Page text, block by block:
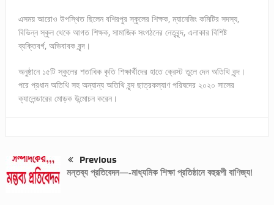
এসময় আরোও উপস্থিত ছিলেন বশিরপুর স্কুলের শিক্ষক, ম্যানেজিং কমিটির সদস্য,
বিভিন্ন স্কুল থেকে আগত শিক্ষক, সামাজিক সংগঠনের নেতৃবৃন্দ, এলাকার বিশিষ্ট
ব্যক্তিবর্গ, অভিবাবক বৃন্দ।
অনুষ্ঠানে ১৫টি স্কুলের শতাধিক কৃতি শিক্ষার্থীদের হাতে ক্রেস্ট তুলে দেন অতিথি বৃন্দ।
পরে প্রধান অতিথি সহ অন্যান্য অতিথি বৃন্দ ছাত্রকল্যাণ পরিষদের ২০২০ সালের
ক্যালেন্ডারের মোড়ক উন্মোচন করেন।
Previous
মন্তব্য প্রতিবেদন—-মাধ্যমিক শিক্ষা প্রতিষ্ঠানে বহুরূপী বাণিজ্য!